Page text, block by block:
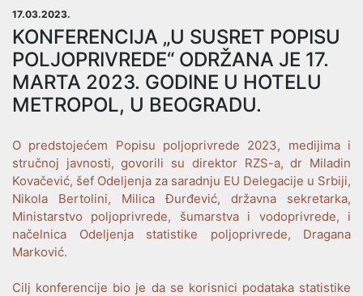
17.03.2023.
KONFERENCIJA „U SUSRET POPISU
POLJOPRIVREDE“ ODRŽANA JE 17.
MARTA 2023. GODINE U HOTELU
METROPOL, U BEOGRADU.
O predstojećem Popisu poljoprivrede 2023, medijima i
stručnoj javnosti, govorili su direktor RZS-a, dr Miladin
Kovačević, šef Odeljenja za saradnju EU Delegacije u Srbiji,
Nikola Bertolini, Milica Đurđević, državna sekretarka,
Ministarstvo poljoprivrede, šumarstva i vodoprivrede, i
načelnica Odeljenja statistike poljoprivrede, Dragana
Marković.
Cilj konferencije bio je da se korisnici podataka statistike